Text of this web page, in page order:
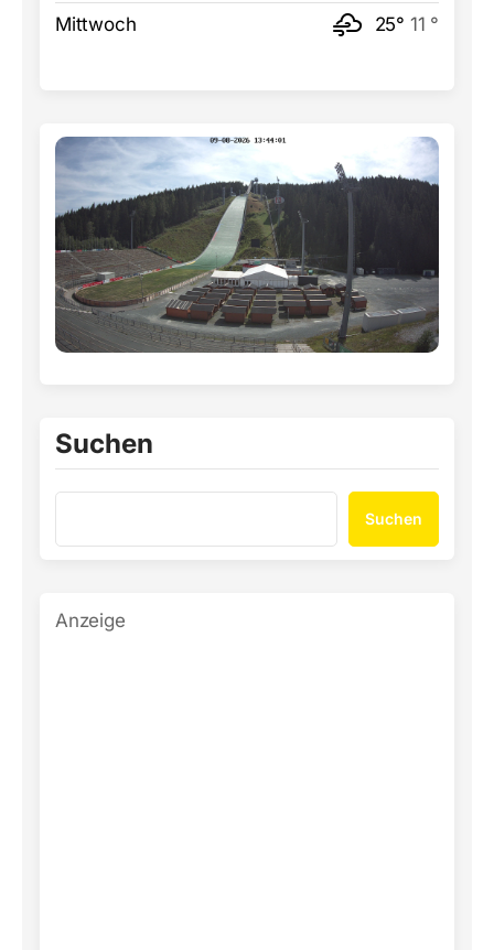
Mittwoch 25° 11 °
Suchen
Suchen
Anzeige